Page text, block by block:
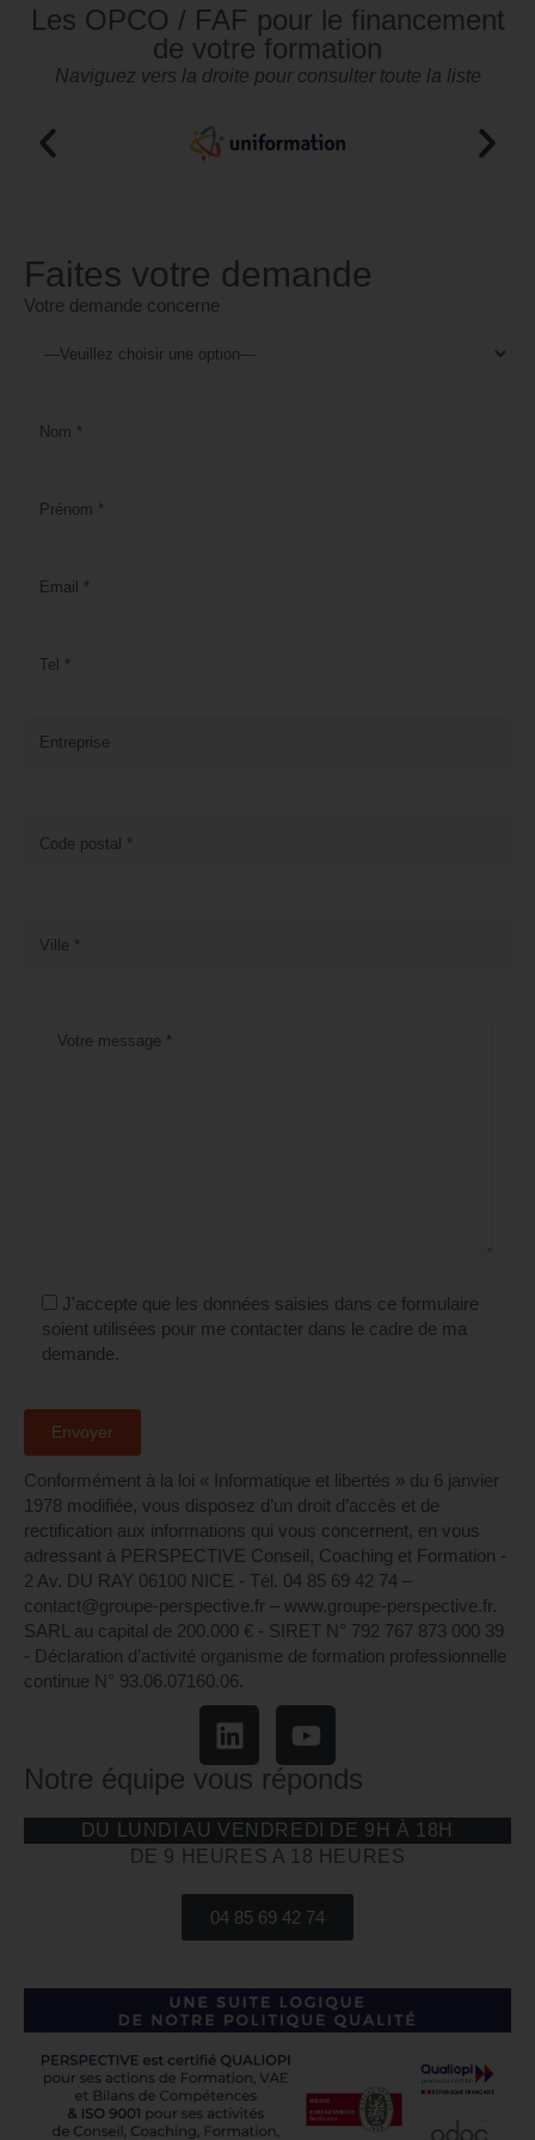
Les OPCO / FAF pour le financement
de votre formation
Naviguez vers la droite pour consulter toute la liste
Faites votre demande
Votre demande concerne
J'accepte que les données saisies dans ce formulaire
soient utilisées pour me contacter dans le cadre de ma
demande.
Conformément à la loi « Informatique et libertés » du 6 janvier
1978 modifiée, vous disposez d’un droit d’accès et de
rectification aux informations qui vous concernent, en vous
adressant à PERSPECTIVE Conseil, Coaching et Formation -
2 Av. DU RAY 06100 NICE - Tél. 04 85 69 42 74⁩ –
contact@groupe-perspective.fr – www.groupe-perspective.fr.
SARL au capital de 200.000 € - SIRET N° 792 767 873 000 39
- Déclaration d’activité organisme de formation professionnelle
continue N° 93.06.07160.06.
Notre équipe vous réponds
DU LUNDI AU VENDREDI DE 9H À 18H
DE 9 HEURES A 18 HEURES
04 85 69 42 74